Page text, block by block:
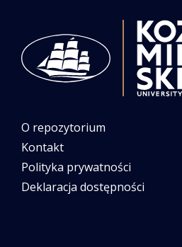
O repozytorium
Kontakt
Polityka prywatności
Deklaracja dostępności